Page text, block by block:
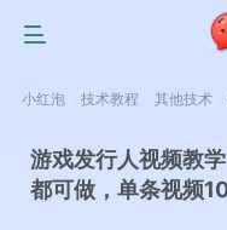
小红泡 技术教程 其他技术
游戏发行人视频教
都可做，单条视频